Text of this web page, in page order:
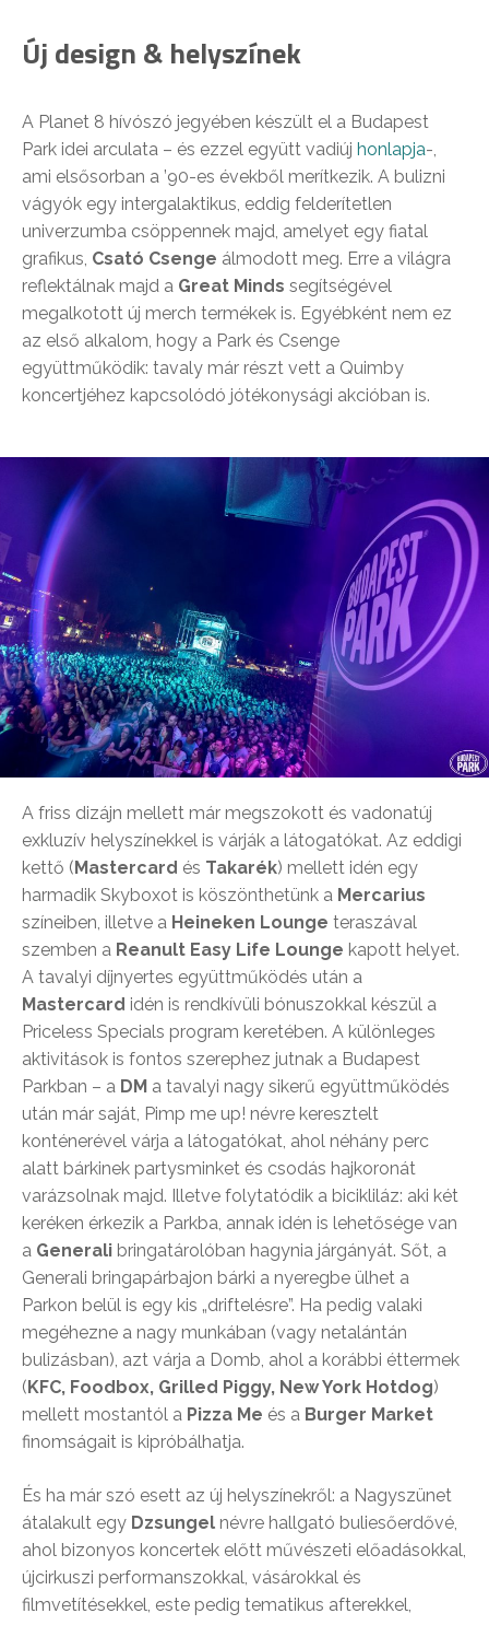
Új design & helyszínek
A Planet 8 hívószó jegyében készült el a Budapest
Park idei arculata – és ezzel együtt vadiúj honlapja-,
ami elsősorban a ’90-es évekből merítkezik. A bulizni
vágyók egy intergalaktikus, eddig felderítetlen
univerzumba csöppennek majd, amelyet egy fiatal
grafikus, Csató Csenge álmodott meg. Erre a világra
reflektálnak majd a Great Minds segítségével
megalkotott új merch termékek is. Egyébként nem ez
az első alkalom, hogy a Park és Csenge
együttműködik: tavaly már részt vett a Quimby
koncertjéhez kapcsolódó jótékonysági akcióban is.
A friss dizájn mellett már megszokott és vadonatúj
exkluzív helyszínekkel is várják a látogatókat. Az eddigi
kettő ( Mastercard és Takarék) mellett idén egy
harmadik Skyboxot is köszönthetünk a Mercarius
színeiben, illetve a Heineken Lounge teraszával
szemben a Reanult Easy Life Lounge kapott helyet.
A tavalyi díjnyertes együttműködés után a
Mastercard idén is rendkívüli bónuszokkal készül a
Priceless Specials program keretében. A különleges
aktivitások is fontos szerephez jutnak a Budapest
Parkban – a DM a tavalyi nagy sikerű együttműködés
után már saját, Pimp me up! névre keresztelt
konténerével várja a látogatókat, ahol néhány perc
alatt bárkinek partysminket és csodás hajkoronát
varázsolnak majd. Illetve folytatódik a bicikliláz: aki két
keréken érkezik a Parkba, annak idén is lehetősége van
a Generali bringatárolóban hagynia járgányát. Sőt, a
Generali bringapárbajon bárki a nyeregbe ülhet a
Parkon belül is egy kis „driftelésre”. Ha pedig valaki
megéhezne a nagy munkában (vagy netalántán
bulizásban), azt várja a Domb, ahol a korábbi éttermek
( KFC, Foodbox, Grilled Piggy, New York Hotdog)
mellett mostantól a Pizza Me és a Burger Market
finomságait is kipróbálhatja.
És ha már szó esett az új helyszínekről: a Nagyszünet
átalakult egy Dzsungel névre hallgató buliesőerdővé,
ahol bizonyos koncertek előtt művészeti előadásokkal,
újcirkuszi performanszokkal, vásárokkal és
filmvetítésekkel, este pedig tematikus afterekkel,